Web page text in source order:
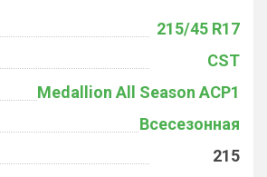
215/45 R17
CST
Medallion All Season ACP1
Всесезонная
215